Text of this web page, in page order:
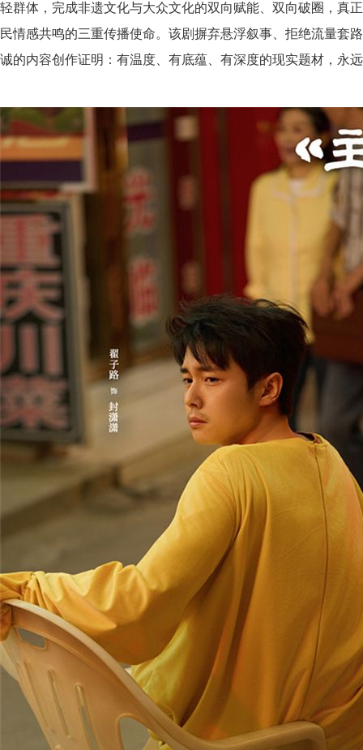
轻群体，完成非遗文化与大众文化的双向赋能、双向破圈，真
民情感共鸣的三重传播使命。该剧摒弃悬浮叙事、拒绝流量套
诚的内容创作证明：有温度、有底蕴、有深度的现实题材，永